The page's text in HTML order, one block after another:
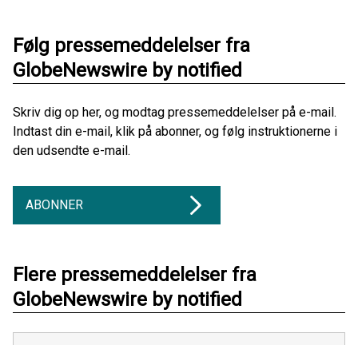
Følg pressemeddelelser fra
GlobeNewswire by notified
Skriv dig op her, og modtag pressemeddelelser på e-mail.
Indtast din e-mail, klik på abonner, og følg instruktionerne i
den udsendte e-mail.
ABONNER
Flere pressemeddelelser fra
GlobeNewswire by notified